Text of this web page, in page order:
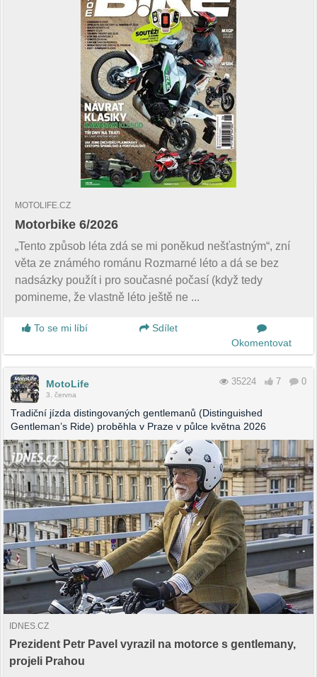
MOTOLIFE.CZ
Motorbike 6/2026
„Tento způsob léta zdá se mi poněkud nešťastným“, zní
věta ze známého románu Rozmarné léto a dá se bez
nadsázky použít i pro současné počasí (když tedy
pomineme, že vlastně léto ještě ne ...
To se mi líbí
Sdílet
Okomentovat
MotoLife
3. června
35224 7 0
Tradiční jízda distingovaných gentlemanů (Distinguished
Gentleman’s Ride) proběhla v Praze v půlce května 2026
IDNES.CZ
Prezident Petr Pavel vyrazil na motorce s gentlemany,
projeli Prahou